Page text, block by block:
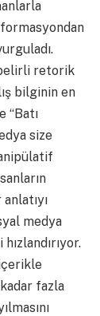
belirli retorik
bilginin en
“Batı
size
medya
fazla